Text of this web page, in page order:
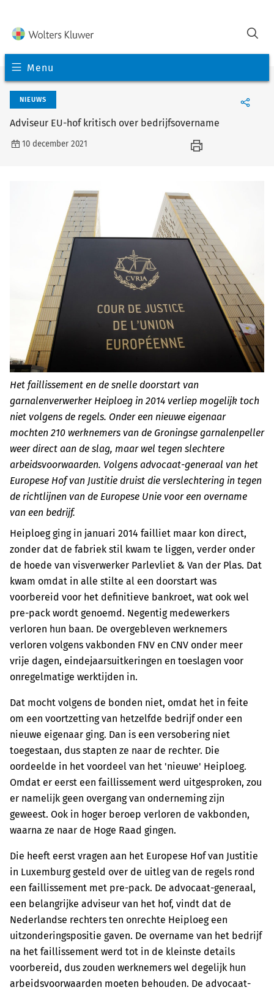
Menu
NIEUWS
Adviseur EU-hof kritisch over bedrijfsovername
10 december 2021
Het faillissement en de snelle doorstart van
garnalenverwerker Heiploeg in 2014 verliep mogelijk toch
niet volgens de regels. Onder een nieuwe eigenaar
mochten 210 werknemers van de Groningse garnalenpeller
weer direct aan de slag, maar wel tegen slechtere
arbeidsvoorwaarden. Volgens advocaat-generaal van het
Europese Hof van Justitie druist die verslechtering in tegen
de richtlijnen van de Europese Unie voor een overname
van een bedrijf.
Heiploeg ging in januari 2014 failliet maar kon direct,
zonder dat de fabriek stil kwam te liggen, verder onder
de hoede van visverwerker Parlevliet & Van der Plas. Dat
kwam omdat in alle stilte al een doorstart was
voorbereid voor het definitieve bankroet, wat ook wel
pre-pack wordt genoemd. Negentig medewerkers
verloren hun baan. De overgebleven werknemers
verloren volgens vakbonden FNV en CNV onder meer
vrije dagen, eindejaarsuitkeringen en toeslagen voor
onregelmatige werktijden in.
Dat mocht volgens de bonden niet, omdat het in feite
om een voortzetting van hetzelfde bedrijf onder een
nieuwe eigenaar ging. Dan is een versobering niet
toegestaan, dus stapten ze naar de rechter. Die
oordeelde in het voordeel van het 'nieuwe' Heiploeg.
Omdat er eerst een faillissement werd uitgesproken, zou
er namelijk geen overgang van onderneming zijn
geweest. Ook in hoger beroep verloren de vakbonden,
waarna ze naar de Hoge Raad gingen.
Die heeft eerst vragen aan het Europese Hof van Justitie
in Luxemburg gesteld over de uitleg van de regels rond
een faillissement met pre-pack. De advocaat-generaal,
een belangrijke adviseur van het hof, vindt dat de
Nederlandse rechters ten onrechte Heiploeg een
uitzonderingspositie gaven. De overname van het bedrijf
na het faillissement werd tot in de kleinste details
voorbereid, dus zouden werknemers wel degelijk hun
arbeidsvoorwaarden moeten behouden. De advocaat-